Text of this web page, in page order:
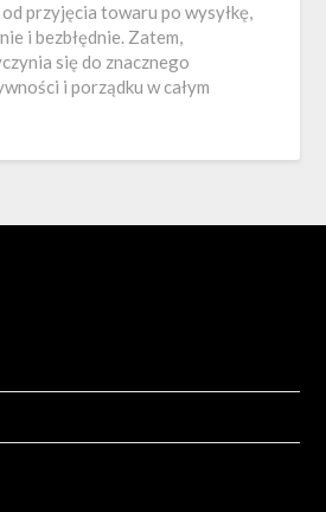
przyjęcia towaru po wysyłkę,
i bezbłędnie. Zatem,
się do znacznego
i porządku w całym